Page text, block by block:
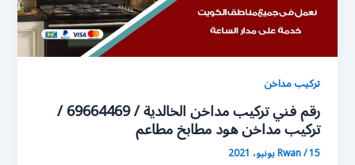
تركيب مداخن
رقم فني تركيب مداخن الخالدية / 69664469 /
تركيب مداخن هود مطابخ مطاعم
Rwan/15 يونيو، 2021